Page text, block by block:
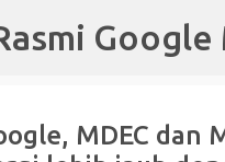
Google
MDEC dan